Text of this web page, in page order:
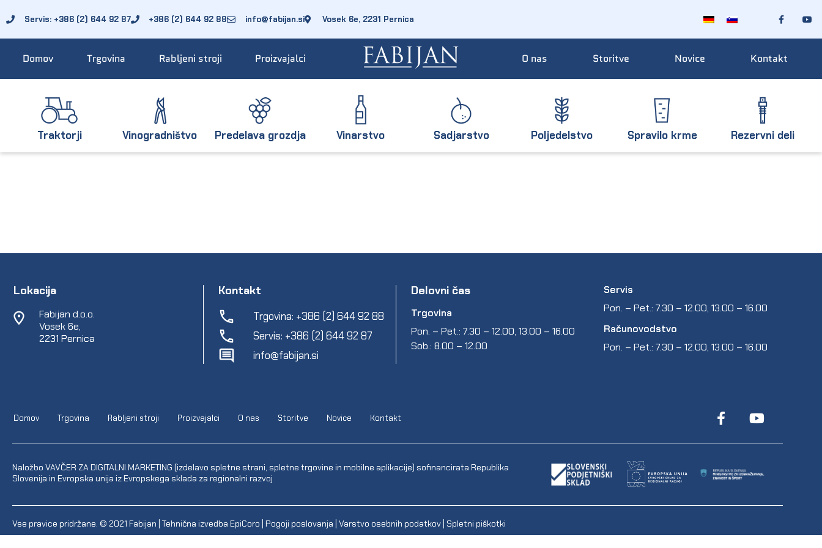
Servis: +386 (2) 644 92 87 +386 (2) 644 92 88 info@fabijan.si Vosek 6e, 2231 Pernica
Domov Trgovina Rabljeni stroji Proizvajalci O nas Storitve Novice Kontakt
Traktorji Vinogradništvo Predelava grozdja Vinarstvo Sadjarstvo Poljedelstvo Spravilo krme Rezervni deli
Lokacija
Fabijan d.o.o.
Vosek 6e,
2231 Pernica
Kontakt
Trgovina: +386 (2) 644 92 88
Servis: +386 (2) 644 92 87
info@fabijan.si
Delovni čas
Trgovina
Pon. – Pet.: 7.30 – 12.00, 13.00 – 16.00
Sob.: 8.00 – 12.00
Servis
Pon. – Pet.: 7.30 – 12.00, 13.00 – 16.00
Računovodstvo
Pon. – Pet.: 7.30 – 12.00, 13.00 – 16.00
Domov Trgovina Rabljeni stroji Proizvajalci O nas Storitve Novice Kontakt
Naložbo VAVČER ZA DIGITALNI MARKETING (izdelavo spletne strani, spletne trgovine in mobilne aplikacije) sofinancirata Republika
Slovenija in Evropska unija iz Evropskega sklada za regionalni razvoj
Vse pravice pridržane. © 2021 Fabijan | Tehnična izvedba EpiCoro Pogoji poslovanja Varstvo osebnih podatkov Spletni piškotki